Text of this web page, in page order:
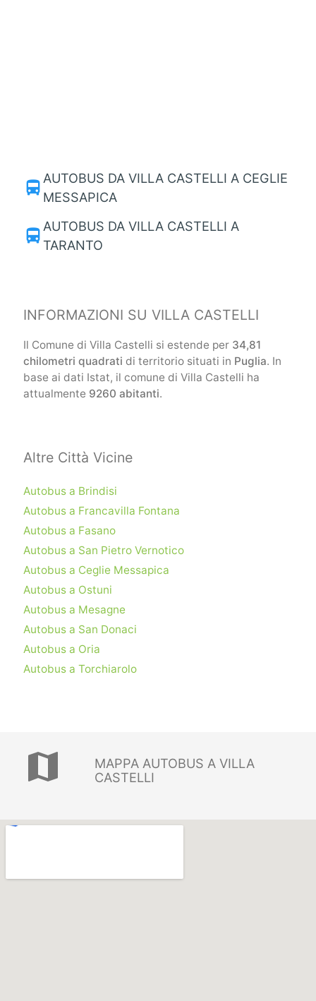
directions_bus AUTOBUS DA VILLA CASTELLI A CEGLIE
MESSAPICA
directions_bus AUTOBUS DA VILLA CASTELLI A
TARANTO
INFORMAZIONI SU VILLA CASTELLI
Il Comune di Villa Castelli si estende per 34,81
chilometri quadrati di territorio situati in Puglia. In
base ai dati Istat, il comune di Villa Castelli ha
attualmente 9260 abitanti.
Altre Città Vicine
Autobus a Brindisi
Autobus a Francavilla Fontana
Autobus a Fasano
Autobus a San Pietro Vernotico
Autobus a Ceglie Messapica
Autobus a Ostuni
Autobus a Mesagne
Autobus a San Donaci
Autobus a Oria
Autobus a Torchiarolo
map
MAPPA AUTOBUS A VILLA
CASTELLI